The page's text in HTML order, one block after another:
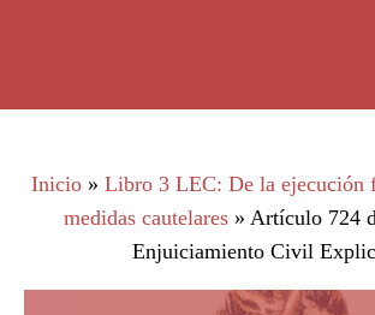
Inicio » Libro 3 LEC: De la ejecución
medidas cautelares » Artículo 724
Enjuiciamiento Civil